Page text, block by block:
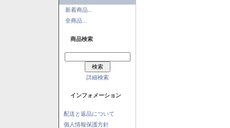
新着商品...
全商品...
商品検索
詳細検索
インフォメーション
配送と返品について
個人情報保護方針